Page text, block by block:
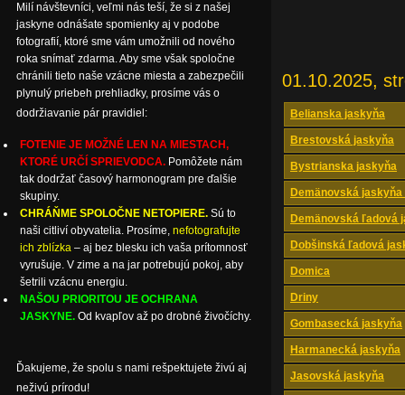
01.10.2025,
Belianska jaskyňa
Brestovská jaskyňa
Bystrianska jaskyňa
Demänovská
Demänovská ľadová
Dobšinská ľadová
Domica
Driny
Gombasecká jaskyňa
Harmanecká jaskyňa
Jasovská jaskyňa
Milí návštevníci, veľmi nás teší, že si z našej
jaskyne odnášate spomienky aj v podobe
fotografií, ktoré sme vám umožnili od nového
roka snímať zdarma. Aby sme však spoločne
chránili tieto naše vzácne miesta a zabezpečili
plynulý priebeh prehliadky, prosíme vás o
dodržiavanie pár pravidiel:
FOTENIE JE MOŽNÉ LEN NA MIESTACH,
KTORÉ URČÍ SPRIEVODCA. Pomôžete nám
tak dodržať časový harmonogram pre ďalšie
skupiny.
CHRÁŇME SPOLOČNE NETOPIERE. Sú to
naši citliví obyvatelia. Prosíme, nefotografujte
ich zblízka – aj bez blesku ich vaša prítomnosť
vyrušuje. V zime a na jar potrebujú pokoj, aby
šetrili vzácnu energiu.
NAŠOU PRIORITOU JE OCHRANA
JASKYNE. Od kvapľov až po drobné živočíchy.
Ďakujeme, že spolu s nami rešpektujete živú aj
neživú prírodu!